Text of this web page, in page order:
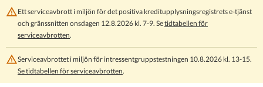
Ett serviceavbrott i miljön för det positiva kreditupplysningsregistrets e-tjänst
och gränssnitten onsdagen 12.8.2026 kl. 7-9. Setidtabellen för
serviceavbrotten.
Serviceavbrottet i miljön för intressentgruppstestningen 10.8.2026 kl. 13-15.
Se tidtabellen för serviceavbrotten.